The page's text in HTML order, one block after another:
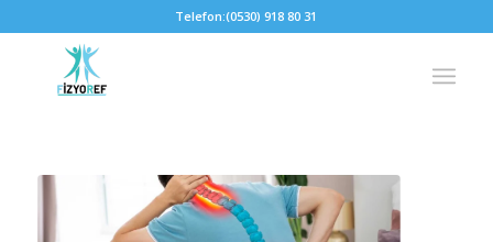
Telefon:(0530) 918 80 31